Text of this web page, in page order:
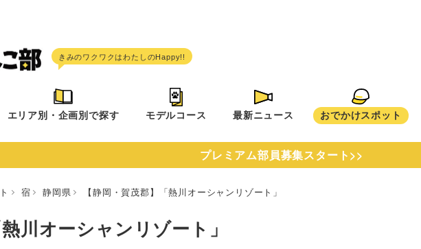
エリア別・企画別で探す モデルコース 最新ニュース おでかけスポット
プレミアム部員募集スタート>>
宿 静岡県 【静岡・賀茂郡】「熱川オーシャンリゾート」
川オーシャンリゾート」